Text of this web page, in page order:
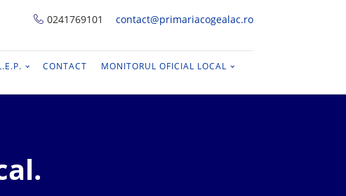
0241769101 contact@primariacogealac.ro
CONTACT MONITORUL OFICIAL LOCAL